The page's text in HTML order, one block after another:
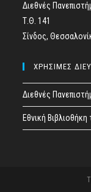
Διεθνές
Τ.Θ. 141
Σίνδος,
ΧΡΗΣΙΜΕΣ
Διεθνές
Εθνική